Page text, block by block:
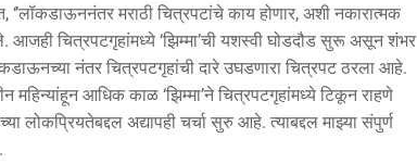
‘’लॉकडाऊननंतर मराठी चित्रपटांचे काय होणार, अशी नकारात्मक
आजही चित्रपटगृहांमध्ये ‘झिम्मा’ची यशस्वी घोडदौड सुरू असून शंभर
नंतर चित्रपटगृहांची दारे उघडणारा चित्रपट ठरला आहे.
महिन्यांहून आधिक काळ ‘झिम्मा’ने चित्रपटगृहांमध्ये टिकून राहणे
लोकप्रियतेबद्दल अद्यापही चर्चा सुरु आहे. त्याबद्दल माझ्या संपुर्ण